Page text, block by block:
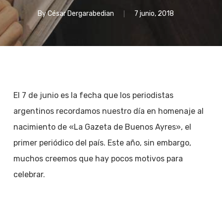
ByCésar Dergarabedian 7 junio, 2018
El 7 de junio es la fecha que los periodistas
argentinos recordamos nuestro día en homenaje al
nacimiento de «La Gazeta de Buenos Ayres», el
primer periódico del país. Este año, sin embargo,
muchos creemos que hay pocos motivos para
celebrar.